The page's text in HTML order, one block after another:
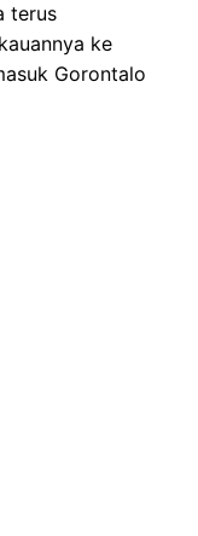
terus
ke
Gorontalo